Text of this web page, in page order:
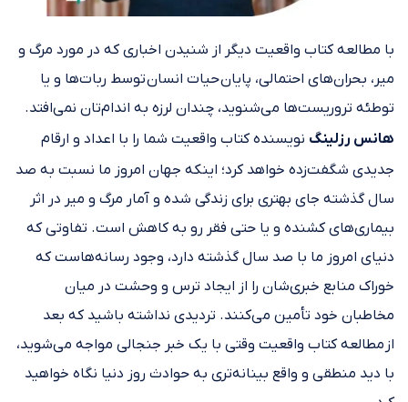
با مطالعه کتاب واقعیت دیگر از شنیدن اخباری که در مورد مرگ و
میر، بحران‌های احتمالی، پایان حیات انسان توسط ربات‌ها و یا
توطئه تروریست‌ها می‌شنوید، چندان لرزه به اندام‌تان نمی‌افتد.
هانس رزلینگ نویسنده کتاب واقعیت شما را با اعداد و ارقام
جدیدی شگفت‌زده خواهد کرد؛ اینکه جهان امروز ما نسبت به صد
سال گذشته جای بهتری برای زندگی شده و آمار مرگ و میر در اثر
بیماری‌های کشنده و یا حتی فقر رو به کاهش است. تفاوتی که
دنیای امروز ما با صد سال گذشته دارد، وجود رسانه‌هاست که
خوراک منابع خبری‌شان را از ایجاد ترس و وحشت در میان
مخاطبان خود تأمین می‌کنند. تردیدی نداشته باشید که بعد
از مطالعه کتاب واقعیت وقتی با یک خبر جنجالی مواجه می‌شوید،
با دید منطقی و واقع بینانه‌تری به حوادث روز دنیا نگاه خواهید